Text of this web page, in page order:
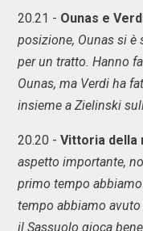
20.21 - Ounas e
posizione, Ounas si
per un tratto. Hanno
Ounas, ma Verdi ha
insieme a Zielinski
20.20 - Vittoria della
aspetto importante,
primo tempo
tempo abbiamo
il Sassuolo gioca